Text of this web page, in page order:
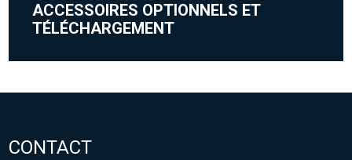
ACCESSOIRES OPTIONNELS ET
TÉLÉCHARGEMENT
CONTACT